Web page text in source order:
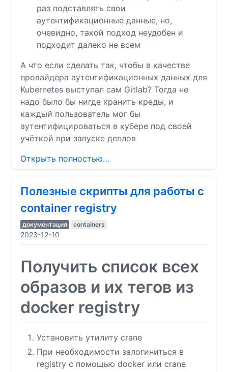
раз подставлять свои
аутентификационные данные, но,
очевидно, такой подход неудобен и
подходит далеко не всем
А что если сделать так, чтобы в качестве
провайдера аутентификационных данных для
Kubernetes выступал сам Gitlab? Тогда не
надо было бы нигде хранить креды, и
каждый пользователь мог бы
аутентифицироваться в кубере под своей
учёткой при запуске деплоя
Открыть полностью…
Полезные скрипты для работы с
container registry
документация containers
2023-12-10
Получить список всех
образов и их тегов из
docker registry
Установить утилиту crane
При необходимости залогиниться в
registry с помощью docker или crane